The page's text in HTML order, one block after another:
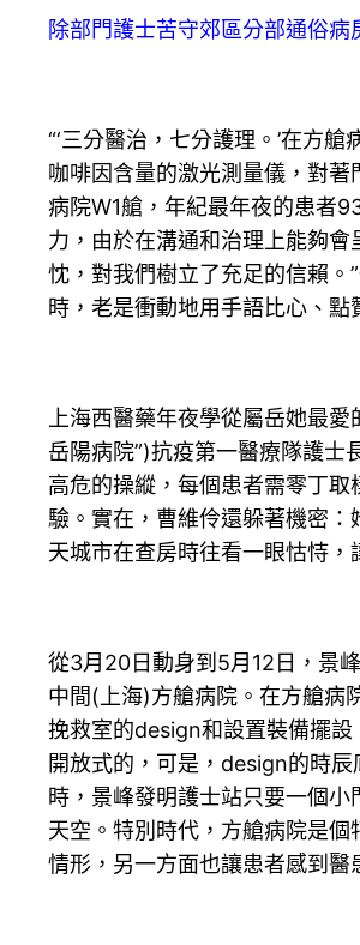
除部門護士苦守郊區分部通俗
“‘三分醫治，七分護理。’在方
咖啡因含量的激光測量儀，對
病院W1艙，年紀最年夜的患者
力，由於在溝通和治理上能夠
忱，對我們樹立了充足的信賴
時，老是衝動地用手語比心、點
上海西醫藥年夜學從屬岳她最
岳陽病院”)抗疫第一醫療隊護士
高危的操縱，每個患者需零丁
驗。實在，曹維伶還躲著機密
天城市在查房時往看一眼怙恃，
從3月20日動身到5月12日，景
中間(上海)方艙病院。在方艙病
挽救室的design和設置裝備擺
開放式的，可是，design的時
時，景峰發明護士站只要一個
天空。特別時代，方艙病院是
情形，另一方面也讓患者感到醫